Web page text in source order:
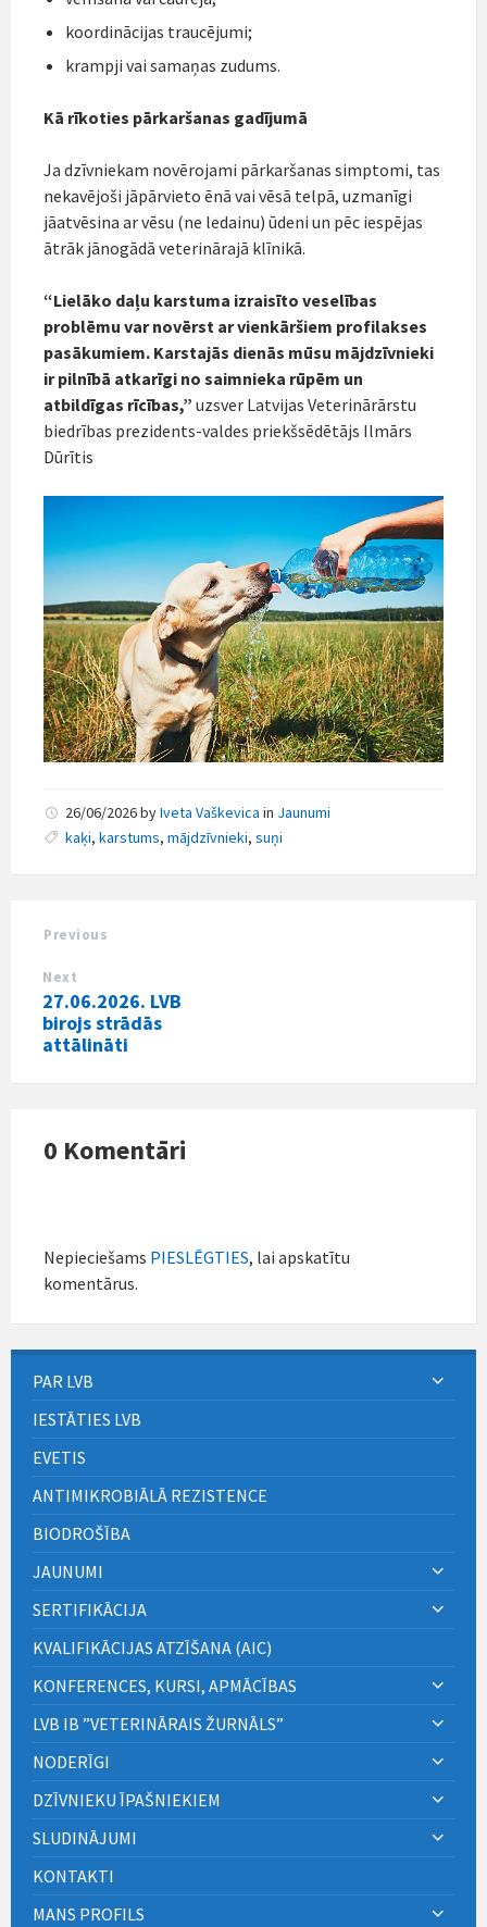
koordinācijas traucējumi;
krampji vai samaņas zudums.
Kā rīkoties pārkaršanas gadījumā
Ja dzīvniekam novērojami pārkaršanas simptomi, tas
nekavējoši jāpārvieto ēnā vai vēsā telpā, uzmanīgi
jāatvēsina ar vēsu (ne ledainu) ūdeni un pēc iespējas
ātrāk jānogādā veterinārajā klīnikā.
“Lielāko daļu karstuma izraisīto veselības
problēmu var novērst ar vienkāršiem profilakses
pasākumiem. Karstajās dienās mūsu mājdzīvnieki
ir pilnībā atkarīgi no saimnieka rūpēm un
atbildīgas rīcības,” uzsver Latvijas Veterinārārstu
biedrības prezidents-valdes priekšsēdētājs Ilmārs
Dūrītis
26/06/2026byIveta Vaškevica in Jaunumi
kaķi, karstums, mājdzīvnieki, suņi
Previous
Next
27.06.2026. LVB
birojs strādās
attālināti
0 Komentāri
Nepieciešams PIESLĒGTIES, lai apskatītu
komentārus.
PAR LVB
IESTĀTIES LVB
EVETIS
ANTIMIKROBIĀLĀ REZISTENCE
BIODROŠĪBA
JAUNUMI
SERTIFIKĀCIJA
KVALIFIKĀCIJAS ATZĪŠANA (AIC)
KONFERENCES, KURSI, APMĀCĪBAS
LVB IB ”VETERINĀRAIS ŽURNĀLS”
NODERĪGI
DZĪVNIEKU ĪPAŠNIEKIEM
SLUDINĀJUMI
KONTAKTI
MANS PROFILS